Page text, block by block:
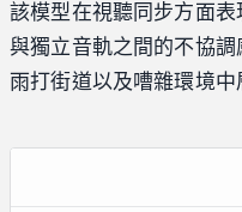
該模型在視聽同步方面
與獨立音軌之間的不協
雨打街道以及嘈雜環境